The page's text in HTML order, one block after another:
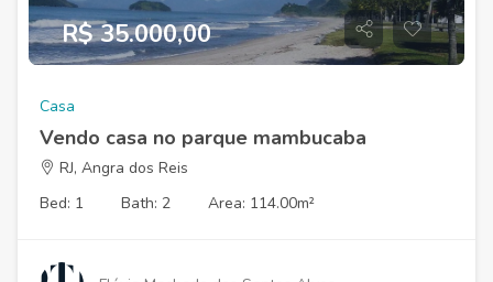
R$ 35.000,00
Casa
Vendo casa no parque mambucaba
RJ, Angra dos Reis
Bed: 1
Bath: 2 Area: 114.00m²